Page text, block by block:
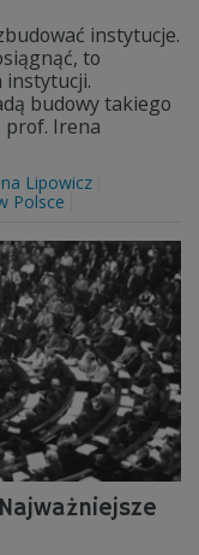
instytucje.
to
instytucji.
budowy takiego
prof. Irena
Lipowicz
Polsce